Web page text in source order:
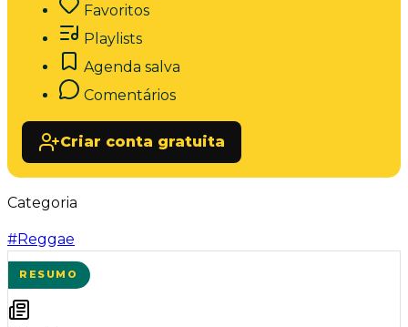
Favoritos
Playlists
Agenda salva
Comentários
Criar conta gratuita
Categoria
#Reggae
RESUMO